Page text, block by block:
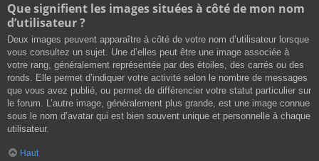
Que signifient les images situées à côté de mon nom
d’utilisateur ?
Deux images peuvent apparaître à côté de votre nom d’utilisateur lorsque
vous consultez un sujet. Une d’elles peut être une image associée à
votre rang, généralement représentée par des étoiles, des carrés ou des
ronds. Elle permet d’indiquer votre activité selon le nombre de messages
que vous avez publié, ou permet de différencier votre statut particulier sur
le forum. L’autre image, généralement plus grande, est une image connue
sous le nom d’avatar qui est bien souvent unique et personnelle à chaque
utilisateur.
Haut